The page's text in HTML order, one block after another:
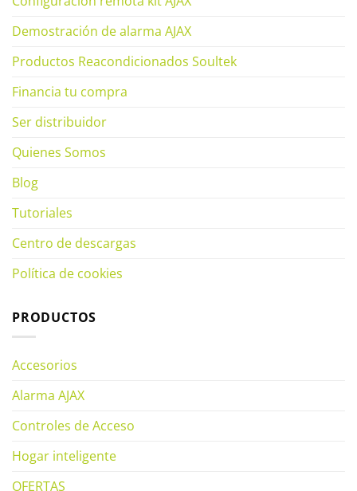
Demostración de alarma AJAX
Productos Reacondicionados Soultek
Financia tu compra
Ser distribuidor
Quienes Somos
Blog
Tutoriales
Centro de descargas
Política de cookies
PRODUCTOS
Accesorios
Alarma AJAX
Controles de Acceso
Hogar inteligente
OFERTAS